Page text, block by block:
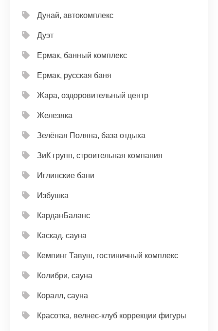
Дунай, автокомплекс
Дуэт
Ермак, банный комплекс
Ермак, русская баня
Жара, оздоровительный центр
Железяка
Зелёная Поляна, база отдыха
ЗиК групп, строительная компания
Иглинские бани
Избушка
КарданБаланс
Каскад, сауна
Кемпинг Тавуш, гостиничный комплекс
Колибри, сауна
Коралл, сауна
Красотка, велнес-клуб коррекции фигуры